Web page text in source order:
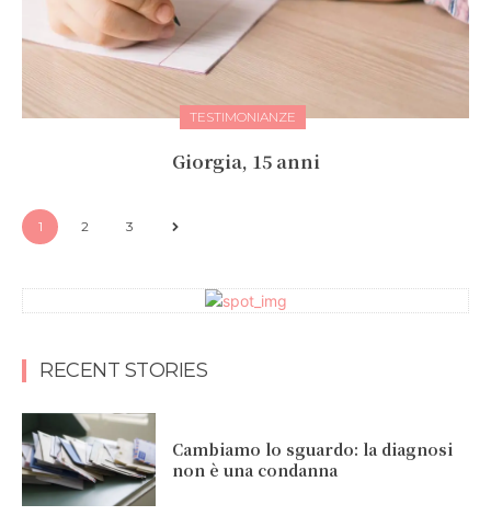
TESTIMONIANZE
Giorgia, 15 anni
1 2 3
RECENT STORIES
Cambiamo lo sguardo: la diagnosi
non è una condanna